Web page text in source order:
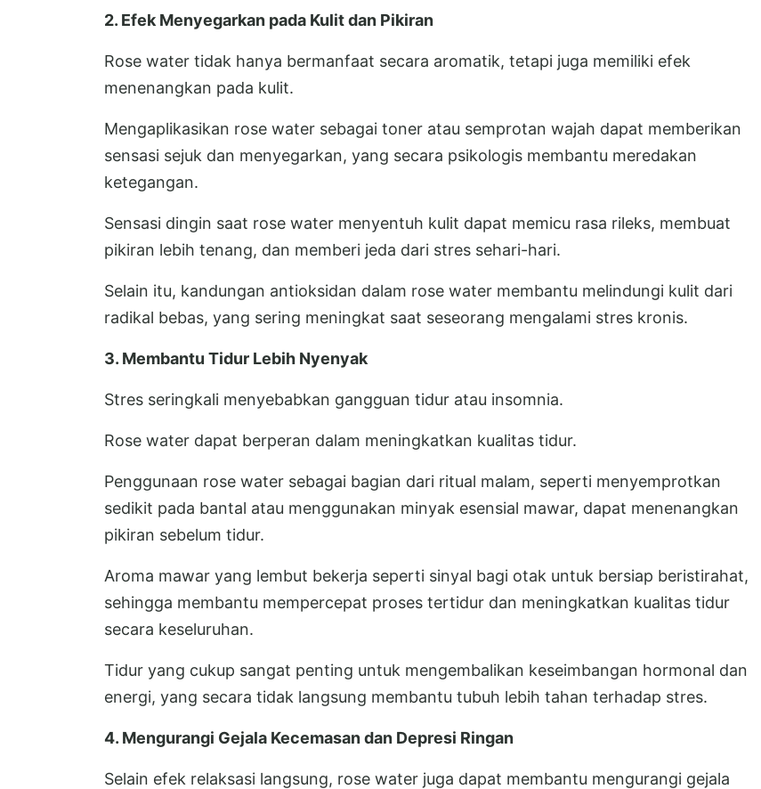
2. Efek Menyegarkan pada Kulit dan Pikiran
Rose water tidak hanya bermanfaat secara aromatik, tetapi juga memiliki efek
menenangkan pada kulit.
Mengaplikasikan rose water sebagai toner atau semprotan wajah dapat memberikan
sensasi sejuk dan menyegarkan, yang secara psikologis membantu meredakan
ketegangan.
Sensasi dingin saat rose water menyentuh kulit dapat memicu rasa rileks, membuat
pikiran lebih tenang, dan memberi jeda dari stres sehari-hari.
Selain itu, kandungan antioksidan dalam rose water membantu melindungi kulit dari
radikal bebas, yang sering meningkat saat seseorang mengalami stres kronis.
3. Membantu Tidur Lebih Nyenyak
Stres seringkali menyebabkan gangguan tidur atau insomnia.
Rose water dapat berperan dalam meningkatkan kualitas tidur.
Penggunaan rose water sebagai bagian dari ritual malam, seperti menyemprotkan
sedikit pada bantal atau menggunakan minyak esensial mawar, dapat menenangkan
pikiran sebelum tidur.
Aroma mawar yang lembut bekerja seperti sinyal bagi otak untuk bersiap beristirahat,
sehingga membantu mempercepat proses tertidur dan meningkatkan kualitas tidur
secara keseluruhan.
Tidur yang cukup sangat penting untuk mengembalikan keseimbangan hormonal dan
energi, yang secara tidak langsung membantu tubuh lebih tahan terhadap stres.
4. Mengurangi Gejala Kecemasan dan Depresi Ringan
Selain efek relaksasi langsung, rose water juga dapat membantu mengurangi gejala